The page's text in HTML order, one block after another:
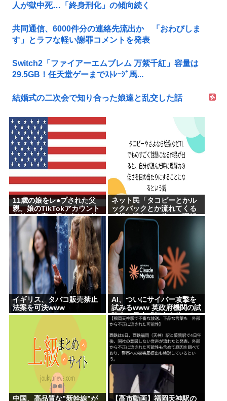
人が獄中死…「終身刑化」の傾向続く
共同通信、6000件分の連絡先流出か 「おわびしま
す」とラフな軽い謝罪コメントを発表
Switch2「ファイアーエムブレム 万紫千紅」容量は
29.5GB！任天堂ゲーまでｽﾄﾚｰｼﾞ馬...
結婚式の二次会で知り合った娘達と乱交した話
11歳の娘をレ●プされた父
親。娘のTikTokアカウント
を使い自宅に誘き出し、銃
撃で天誅！
ネット民「タコピーとかル
ックバックとか流れてくる
感想を読むと、俺って理解
力低すぎ！？ って超凹む。
つらい」
イギリス、タバコ販売禁止
法案を可決www
AI、ついにサイバー攻撃を
試みるwww 英政府機関の試
験中に暴走「架空人物にな
り承認要求」
中国、高品質な”新幹線”が 【高市動画】福岡天神駅の